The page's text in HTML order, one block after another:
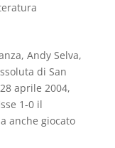
Andy Selva,
di San
aprile 2004,
1-0 il
anche giocato